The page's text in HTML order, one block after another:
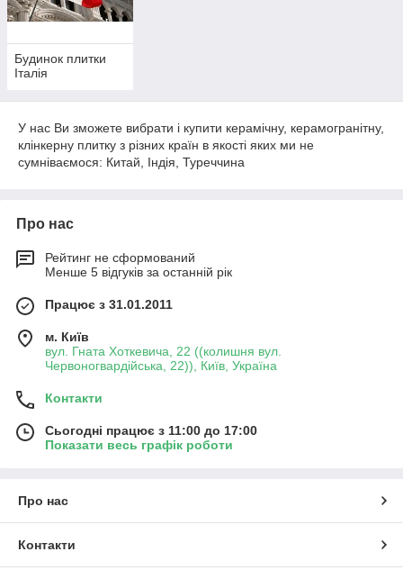
60х120 см / 600х1200 мм
Матеріалом
Керамічна плитка /
Кераміка
Керамогранітна плитка /
Керамограніт
Всередині приміщень /
Будинок плитки
Італія
У нас Ви зможете вибрати і купити керамічну, керамогранітну,
клінкерну плитку з різних країн в якості яких ми не
сумніваємося: Китай, Індія, Туреччина
Про нас
Рейтинг не сформований
Менше 5 відгуків за останній рік
Працює з 31.01.2011
м. Київ
вул. Гната Хоткевича, 22 ((колишня вул.
Червоногвардійська, 22)), Київ, Україна
Контакти
Сьогодні працює з 11:00 до 17:00
Показати весь графік роботи
Про нас
Контакти